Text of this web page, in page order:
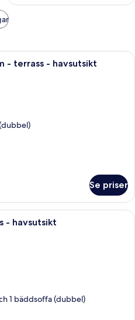
Ett modernt vardagsrum med en
- terrass - havsutsikt
Se priser
Ett hotellrum med två separata
- havsutsikt
1 bäddsoffa (dubbel)